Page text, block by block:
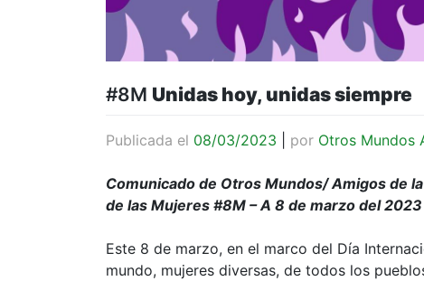
#8M Unidas hoy, unidas siempre
Publicada el 08/03/2023 por Otros Mundos
Comunicado de Otros Mundos/ Amigos de
de las Mujeres #8M – A 8 de marzo del 2023
Este 8 de marzo, en el marco del Día
mundo, mujeres diversas, de todos los